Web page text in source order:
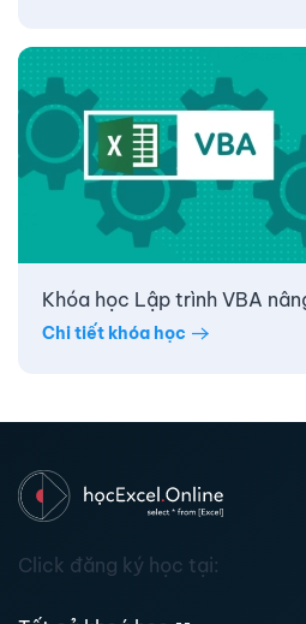
Khóa học Lập trình VBA
Chi tiết khóa học
Click đăng ký học tại: